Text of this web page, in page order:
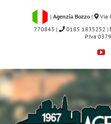
| Agenzia Bozzo | Via
770843 | 0185 1835252 |
P.Iva